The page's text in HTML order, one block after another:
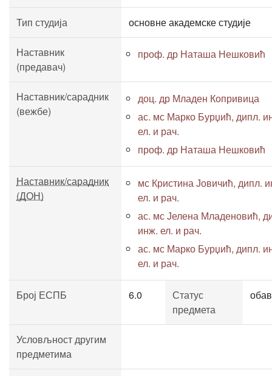
Тип студија основне академске студије
Наставник
(предавач)
проф. др Наташа Нешковић
Наставник/сарадник
(вежбе)
доц. др Младен Копривица
ас. мс Марко Бурџић, дипл.
ел. и рач.
проф. др Наташа Нешковић
Наставник/сарадник
(ДОН)
мс Кристина Јовичић, дипл.
ел. и рач.
ас. мс Јелена Младеновић,
инж. ел. и рач.
ас. мс Марко Бурџић, дипл.
ел. и рач.
Број ЕСПБ 6.0
Статус
предмета
Условљност другим
предметима